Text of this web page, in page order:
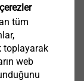
tüm
toplayarak
web